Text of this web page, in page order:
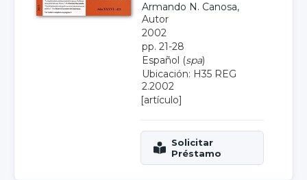
Armando N. Canosa,
Autor
2002
pp. 21-28
Español (spa)
Ubicación: H35 REG
2.2002
[artículo]